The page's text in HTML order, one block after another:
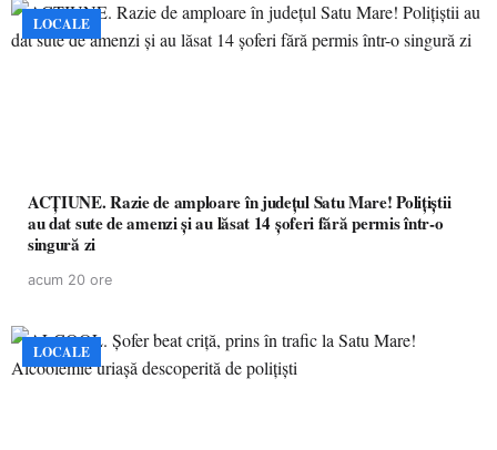
LOCALE
ACȚIUNE. Razie de amploare în județul Satu Mare! Polițiștii
au dat sute de amenzi și au lăsat 14 șoferi fără permis într-o
singură zi
acum 20 ore
LOCALE